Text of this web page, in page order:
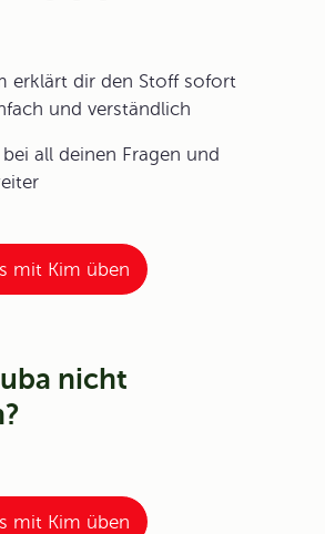
erklärt dir den Stoff sofort
und verständlich
all deinen Fragen und
mit Kim üben
nicht
mit Kim üben